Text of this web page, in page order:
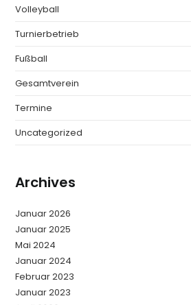
Volleyball
Turnierbetrieb
Fußball
Gesamtverein
Termine
Uncategorized
Archives
Januar 2026
Januar 2025
Mai 2024
Januar 2024
Februar 2023
Januar 2023